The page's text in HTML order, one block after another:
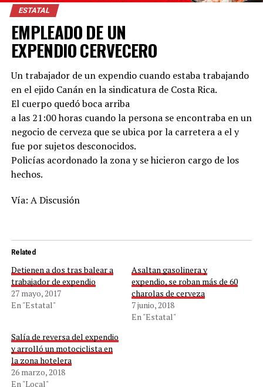
ESTATAL
EMPLEADO DE UN
EXPENDIO CERVECERO
Un trabajador de un expendio cuando estaba trabajando
en el ejido Canán en la sindicatura de Costa Rica.
El cuerpo quedó boca arriba
a las 21:00 horas cuando la persona se encontraba en un
negocio de cerveza que se ubica por la carretera a el y
fue por sujetos desconocidos.
Policías acordonado la zona y se hicieron cargo de los
hechos.
Vía: A Discusión
Related
Detienen a dos tras balear a
trabajador de expendio
27 mayo, 2017
En "Estatal"
Asaltan gasolinera y
expendio, se roban más de 60
charolas de cerveza
7 junio, 2018
En "Estatal"
Salía de reversa del expendio
y arrolló un motociclista en
la zona hotelera
26 marzo, 2018
En "Local"